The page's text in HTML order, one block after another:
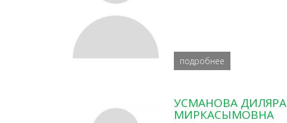
подробнее
УСМАНОВА ДИЛЯРА
МИРКАСЫМОВНА